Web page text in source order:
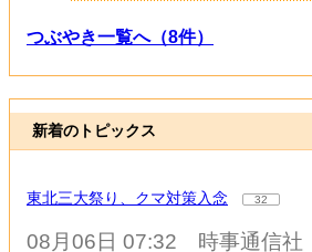
つぶやき一覧へ（8件）
新着のトピックス
東北三大祭り、クマ対策入念 32
08月06日 07:32 時事通信社